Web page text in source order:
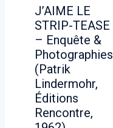
J’AIME LE
STRIP-TEASE
– Enquête &
Photographies
(Patrik
Lindermohr,
Éditions
Rencontre,